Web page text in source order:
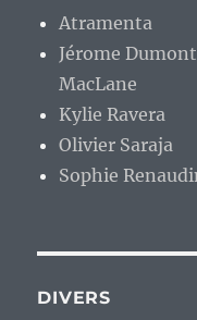
Atramenta
Jérome
MacLane
Kylie Ravera
Olivier Saraja
Sophie
DIVERS